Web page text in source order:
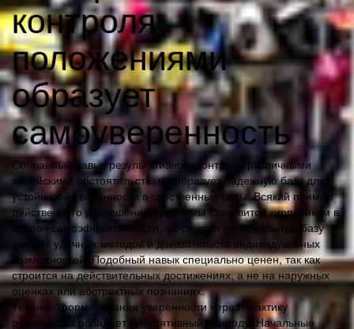
контроля
положениями
образует
самоуверенность
Собранный навык результативного контроля различными
житейскими обстоятельствами образует надежную базу для
устойчивой уверенности в собственные силы. Всякий пример
действенного разрешения проблемы становится кирпичиком в
основе самоэффективности, формируя интернальную базу
данных удачных методов и доказательств индивидуальных
возможностей. Подобный навык специально ценен, так как
строится на действительных достижениях, а не на наружных
оценках или абстрактных познаниях.
Течение формирования уверенности через практику
руководства обладает кумулятивный природу. Начальные